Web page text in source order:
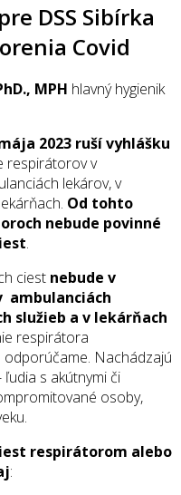
DSS Sibírka
Covid
MPH hlavný hygienik
2023 ruší vyhlášku
respirátorov v
lekárov, v
Od tohto
nebude povinné
.
ciest nebude v
ambulanciách
služieb a v lekárňach
respirátora
Nachádzajú
s akútnymi či
osoby,
respirátorom alebo
: